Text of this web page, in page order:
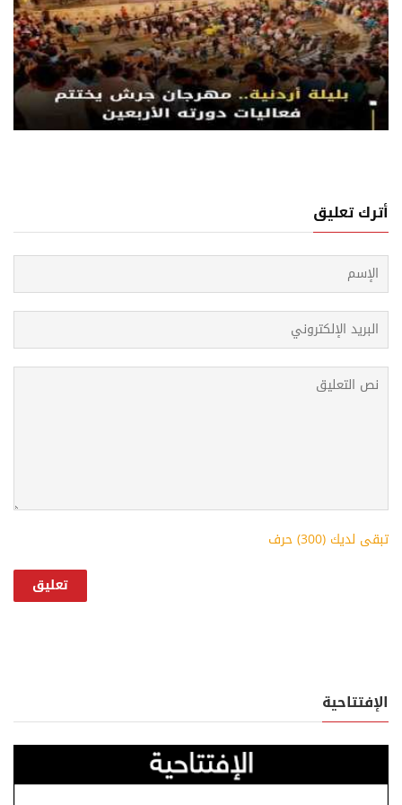
07 اغسطس, 2026
جرش للثقافة والفنون يختتم دورته الأربعين
أترك تعليق
تبقى لديك (300) حرف
الإفتتاحية